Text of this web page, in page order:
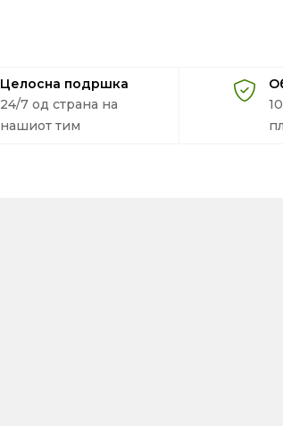
Целосна подршка
24/7 од страна на
нашиот тим